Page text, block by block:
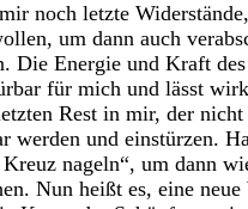
noch letzte
um dann auch
Die Energie und Kraft des
für mich und lässt
Rest in mir, der
werden und einstürzen.
nageln“, um dann
Nun heißt es, eine